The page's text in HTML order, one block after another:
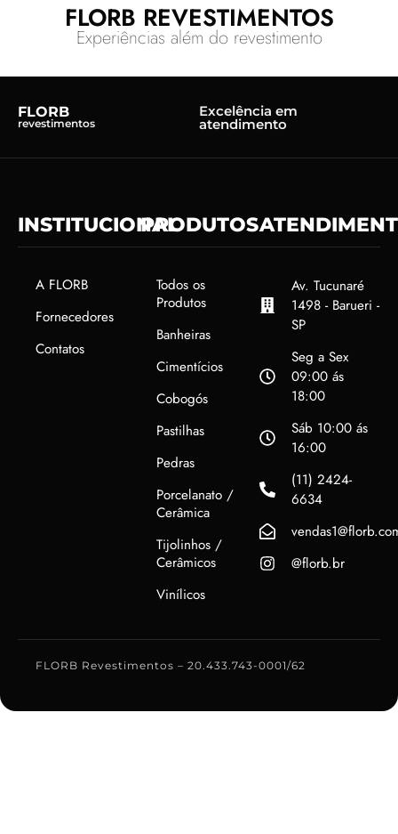
FLORB REVESTIMENTOS
Experiências além do revestimento
FLORB
revestimentos
Excelência em
atendimento
INSTITUCIONAL
A FLORB
Fornecedores
Contatos
PRODUTOS
Todos os
Produtos
Banheiras
Cimentícios
Cobogós
Pastilhas
Pedras
Porcelanato /
Cerâmica
Tijolinhos /
Cerâmicos
Vinílicos
Av. Tucunaré
1498 - Barueri -
SP
Seg a Sex
09:00 ás
18:00
Sáb 10:00 ás
16:00
(11) 2424-
6634
@florb.br
FLORB Revestimentos – 20.433.743-0001/62